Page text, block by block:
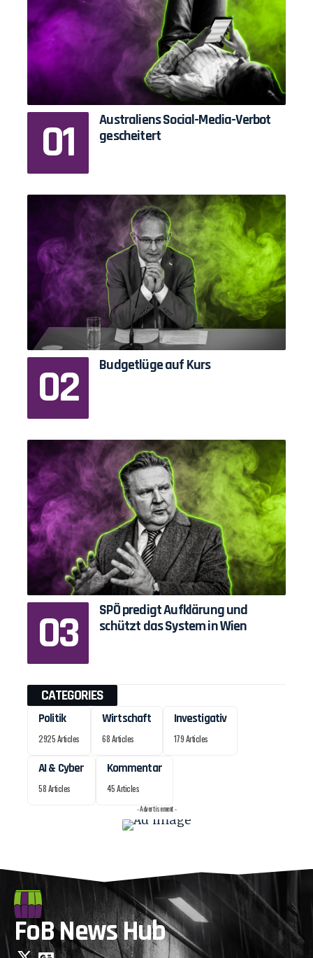
Australiens Social-Media-Verbot
gescheitert
Budgetlüge auf Kurs
SPÖ predigt Aufklärung und
schützt das System in Wien
CATEGORIES
Politik
2925 Articles
Wirtschaft
68 Articles
Investigativ
179 Articles
AI & Cyber
58 Articles
Kommentar
45 Articles
- Advertisement -
FoB News Hub